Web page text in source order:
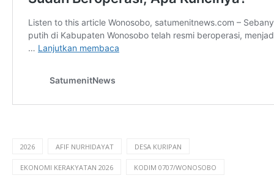
2026 AFIF NURHIDAYAT DESA KURIPAN
EKONOMI KERAKYATAN 2026 KODIM 0707/WONOSOBO